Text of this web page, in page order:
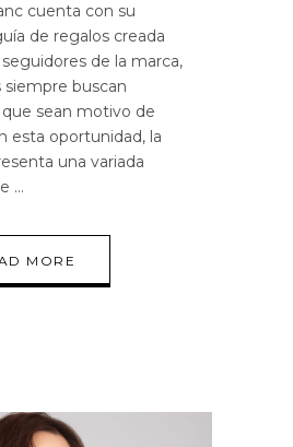
cuenta con su
de regalos creada
seguidores de la marca,
siempre buscan
sean motivo de
esta oportunidad, la
una variada
MORE